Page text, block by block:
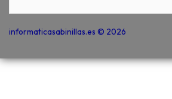
informaticasabinillas.es © 2026